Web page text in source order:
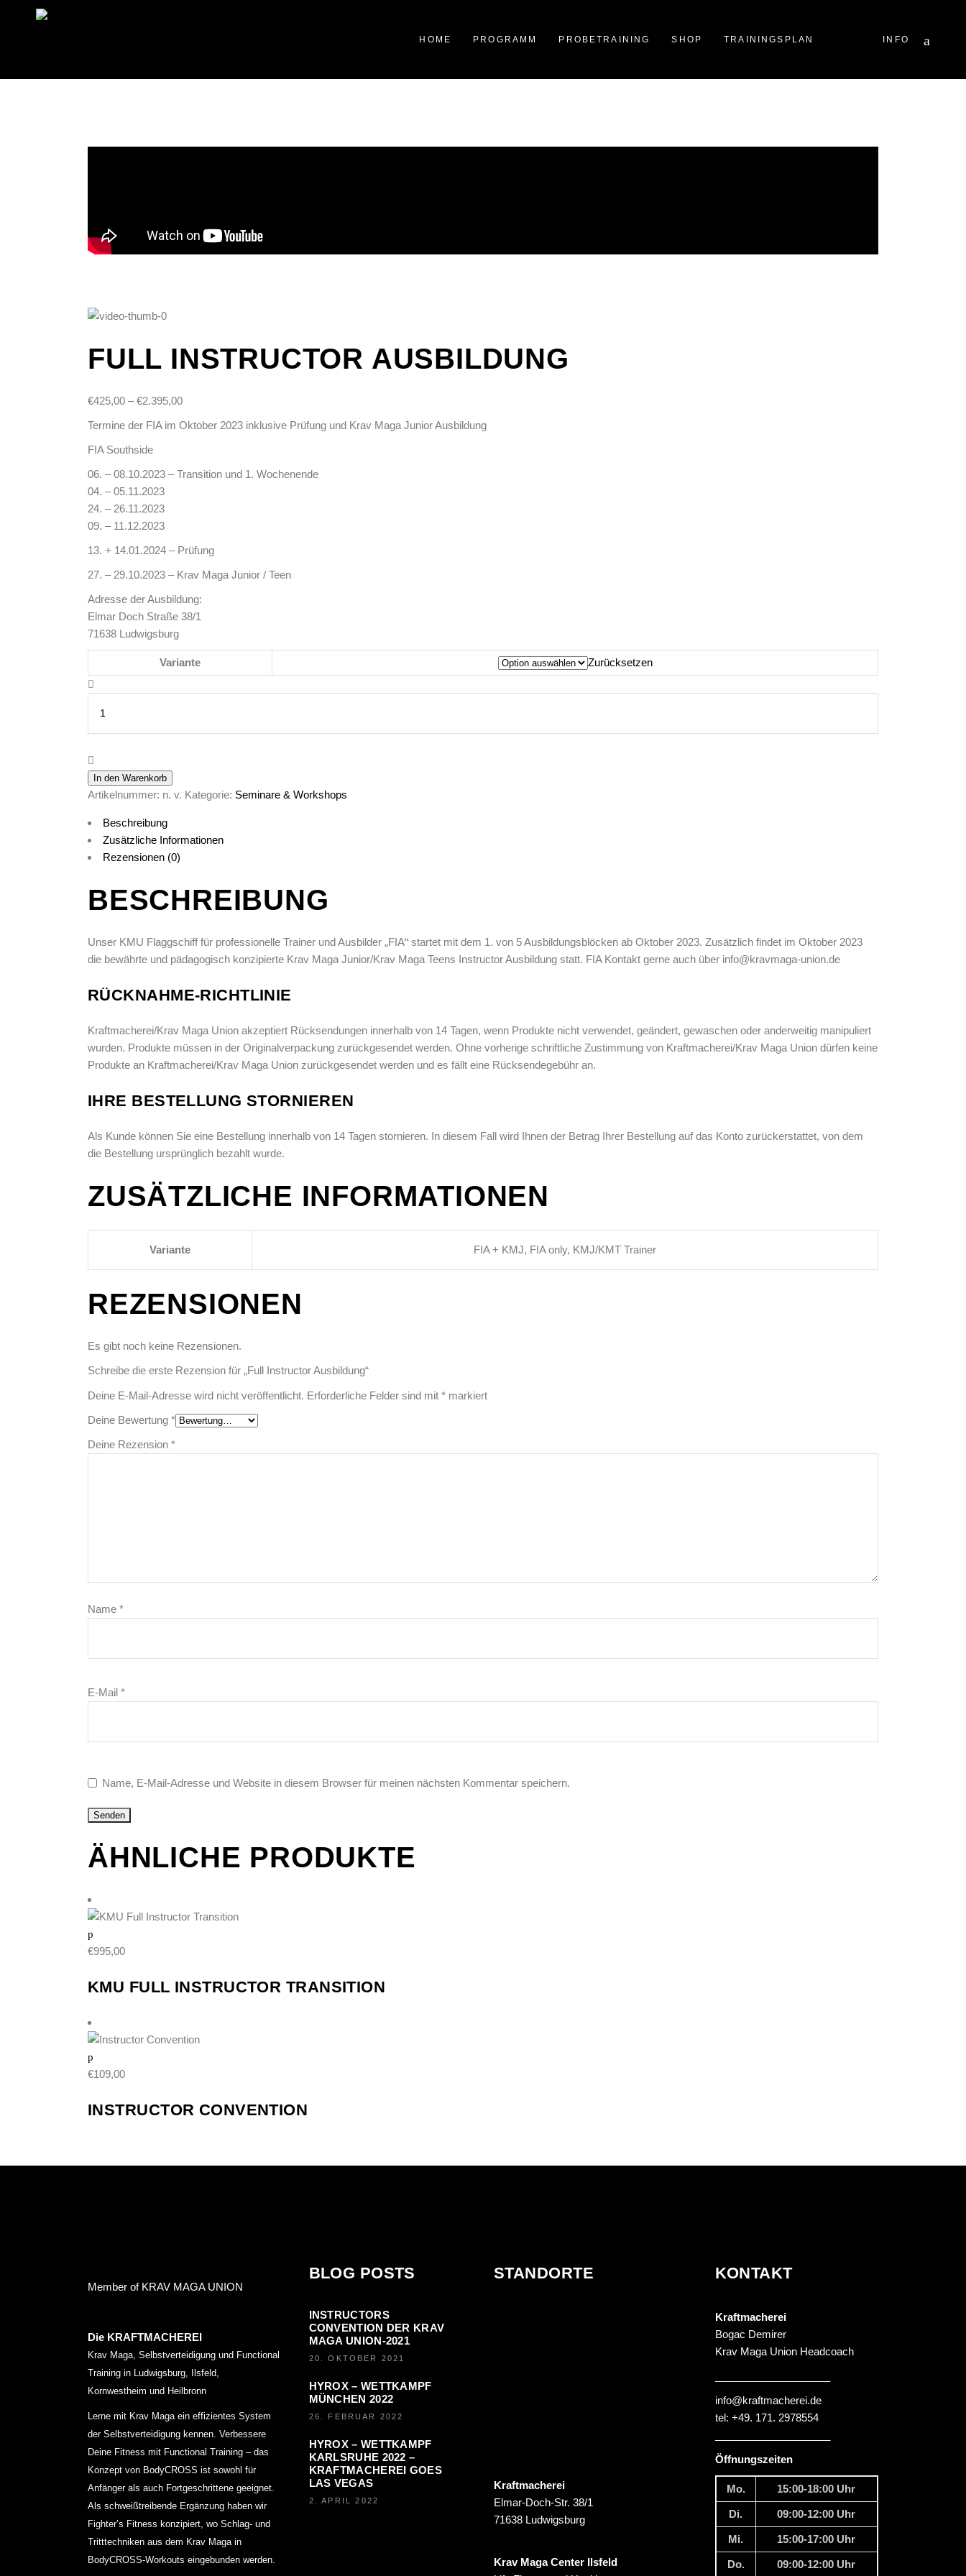
HOME PROGRAMM PROBETRAINING SHOP TRAININGSPLAN Instagram
YouTubeINFO
FULL INSTRUCTOR AUSBILDUNG
€425,00 –€2.395,00Preisspanne:
Termine der FIA im Oktober 2023 inklusive Prüfung und Krav Maga Junior Ausbildung
FIA Southside
06. – 08.10.2023 – Transition und 1. Wochenende
04. – 05.11.2023
24. – 26.11.2023
09. – 11.12.2023
13. + 14.01.2024 – Prüfung
27. – 29.10.2023 – Krav Maga Junior / Teen
Adresse der Ausbildung:
Elmar Doch Straße 38/1
71638 Ludwigsburg
Variante
Zurücksetzen
Full
Ausbildung
quantity
In den Warenkorb
Artikelnummer: n. v. Kategorie: Seminare & Workshops
Beschreibung
Zusätzliche Informationen
Rezensionen (0)
BESCHREIBUNG
Unser KMU Flaggschiff für professionelle Trainer und Ausbilder „FIA“ startet mit dem 1. von 5 Ausbildungsblöcken ab Oktober 2023. Zusätzlich findet im Oktober 2023
die bewährte und pädagogisch konzipierte Krav Maga Junior/Krav Maga Teens Instructor Ausbildung statt. FIA Kontakt gerne auch über info@kravmaga-union.de
RÜCKNAHME-RICHTLINIE
Kraftmacherei/Krav Maga Union akzeptiert Rücksendungen innerhalb von 14 Tagen, wenn Produkte nicht verwendet, geändert, gewaschen oder anderweitig manipuliert
wurden. Produkte müssen in der Originalverpackung zurückgesendet werden. Ohne vorherige schriftliche Zustimmung von Kraftmacherei/Krav Maga Union dürfen keine
Produkte an Kraftmacherei/Krav Maga Union zurückgesendet werden und es fällt eine Rücksendegebühr an.
IHRE BESTELLUNG STORNIEREN
Als Kunde können Sie eine Bestellung innerhalb von 14 Tagen stornieren. In diesem Fall wird Ihnen der Betrag Ihrer Bestellung auf das Konto zurückerstattet, von dem
die Bestellung ursprünglich bezahlt wurde.
ZUSÄTZLICHE INFORMATIONEN
Variante FIA + KMJ, FIA only, KMJ/KMT Trainer
REZENSIONEN
Es gibt noch keine Rezensionen.
Schreibe die erste Rezension für „Full Instructor Ausbildung“
Deine E-Mail-Adresse wird nicht veröffentlicht. Erforderliche Felder sind mit * markiert
Deine Bewertung *
Deine Rezension *
Name *
E-Mail *
Name, E-Mail-Adresse und Website in diesem Browser für meinen nächsten Kommentar speichern.
ÄHNLICHE PRODUKTE
€995,00
KMU FULL INSTRUCTOR TRANSITION
€109,00
INSTRUCTOR CONVENTION
Member of KRAV MAGA UNION
Die KRAFTMACHEREI
Krav Maga, Selbstverteidigung und Functional
Training in Ludwigsburg, Ilsfeld,
Kornwestheim und Heilbronn
Lerne mit Krav Maga ein effizientes System
der Selbstverteidigung kennen. Verbessere
Deine Fitness mit Functional Training – das
Konzept von BodyCROSS ist sowohl für
Anfänger als auch Fortgeschrittene geeignet.
Als schweißtreibende Ergänzung haben wir
Fighter’s Fitness konzipiert, wo Schlag- und
Tritttechniken aus dem Krav Maga in
BodyCROSS-Workouts eingebunden werden.
BLOG POSTS
INSTRUCTORS
CONVENTION DER KRAV
MAGA UNION-2021
20. OKTOBER 2021
HYROX – WETTKAMPF
MÜNCHEN 2022
26. FEBRUAR 2022
HYROX – WETTKAMPF
KARLSRUHE 2022 –
KRAFTMACHEREI GOES
LAS VEGAS
2. APRIL 2022
STANDORTE
Kraftmacherei
Elmar-Doch-Str. 38/1
71638 Ludwigsburg
Krav Maga Center Ilsfeld
KONTAKT
Kraftmacherei
Bogac Demirer
Krav Maga Union Headcoach
info@kraftmacherei.de
tel: +49. 171. 2978554
Öffnungszeiten
Mo. 15:00-18:00 Uhr
Di. 09:00-12:00 Uhr
Mi. 15:00-17:00 Uhr
Do. 09:00-12:00 Uhr